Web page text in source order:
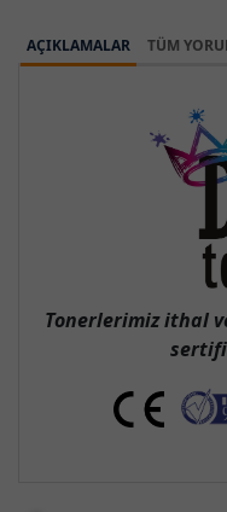
AÇIKLAMALAR TÜM
Tonerlerimiz ithal